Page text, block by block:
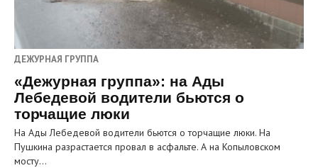
ДЕЖУРНАЯ ГРУППА
«Дежурная группа»: на Ады
Лебедевой водители бьются о
торчащие люки
На Ады Лебедевой водители бьются о торчащие люки. На
Пушкина разрастается провал в асфальте. А на Копыловском
мосту…